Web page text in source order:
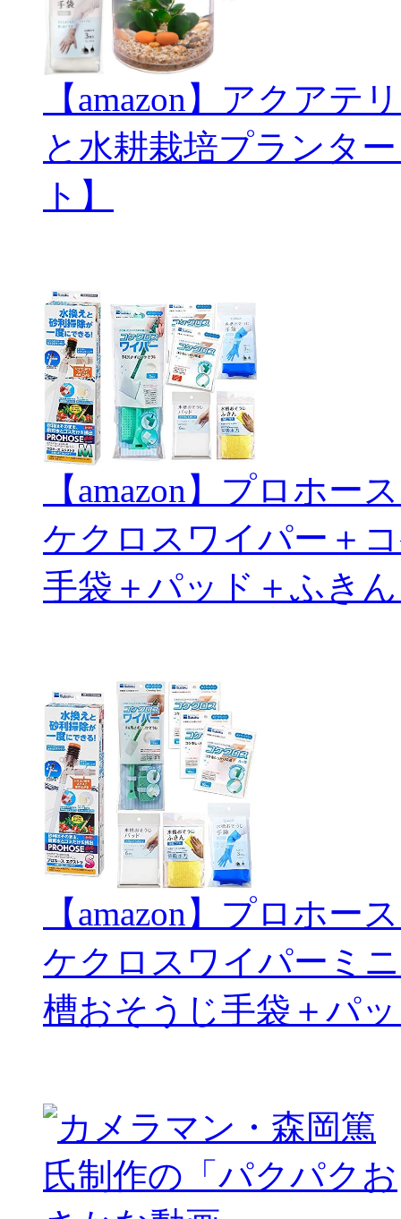
【amazon】アクアテ
と水耕栽培プランタ
ト】
【amazon】プロホ
ケクロスワイパー＋
手袋＋パッド＋ふき
【amazon】プロホー
ケクロスワイパーミ
槽おそうじ手袋＋パ